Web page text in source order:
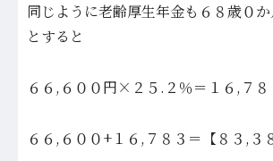
同じように老齢厚生年金も６８歳０
とすると
６６,６００円×２５.２％＝１６,７８
６６,６００+１６,７８３＝【８３,３